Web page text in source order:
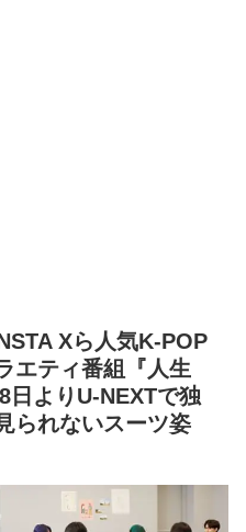
Xら人気K-POP
エティ番組『人生
日よりU-NEXTで独
られないスーツ姿